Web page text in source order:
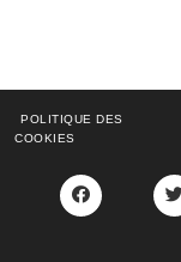
POLITIQUE DES
COOKIES